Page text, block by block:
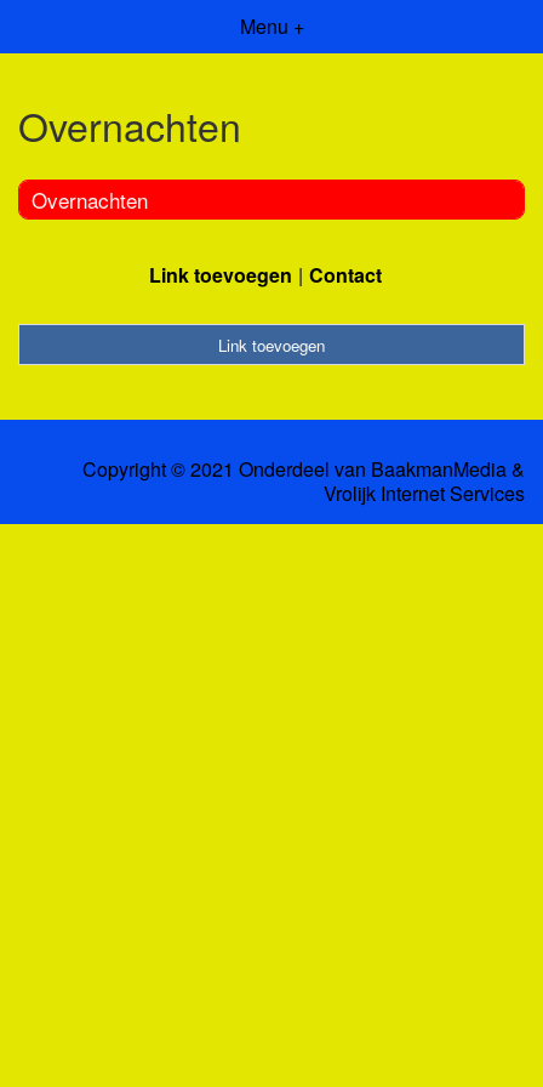
Menu +
Overnachten
Overnachten
Link toevoegen Contact
Link toevoegen
Copyright © 2021 Onderdeel van BaakmanMedia&
Vrolijk Internet Services